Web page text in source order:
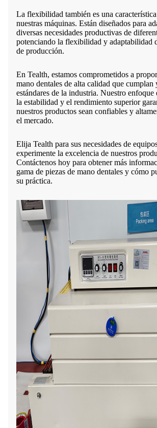
La flexibilidad también es una
nuestras máquinas. Están diseñados para
diversas necesidades productivas de
potenciando la flexibilidad y adaptabilidad
de producción.
En Tealth, estamos comprometidos a
mano dentales de alta calidad que cumplan
estándares de la industria. Nuestro enfoque
la estabilidad y el rendimiento superior
nuestros productos sean confiables y
el mercado.
Elija Tealth para sus necesidades de
experimente la excelencia de nuestros
Contáctenos hoy para obtener más
gama de piezas de mano dentales y cómo
su práctica.